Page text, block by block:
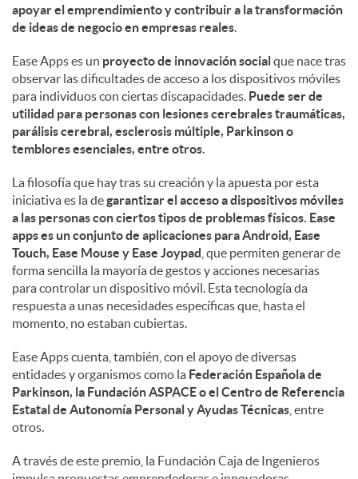
apoyar el emprendimiento y contribuir a la transformación
de ideas de negocio en empresas reales.
Ease Apps es un proyecto de innovación socialque nace tras
observar las dificultades de acceso a los dispositivos móviles
para individuos con ciertas discapacidades. Puede ser de
utilidad para personas con lesiones cerebrales traumáticas,
parálisis cerebral, esclerosis múltiple, Parkinson o
temblores esenciales, entre otros.
La filosofía que hay tras su creación y la apuesta por esta
iniciativa es la degarantizar el acceso a dispositivos móviles
a las personas con ciertos tipos de problemas físicos. Ease
apps es un conjunto de aplicaciones para Android, Ease
Touch, Ease Mouse y Ease Joypad , que permiten generar de
forma sencilla la mayoría de gestos y acciones necesarias
para controlar un dispositivo móvil. Esta tecnología da
respuesta a unas necesidades específicas que, hasta el
momento, no estaban cubiertas.
Ease Apps cuenta, también, con el apoyo de diversas
entidades y organismos como la Federación Española de
Parkinson, la Fundación ASPACE o el Centro de Referencia
Estatal de Autonomía Personal y Ayudas Técnicas , entre
otros.
A través de este premio, la Fundación Caja de Ingenieros